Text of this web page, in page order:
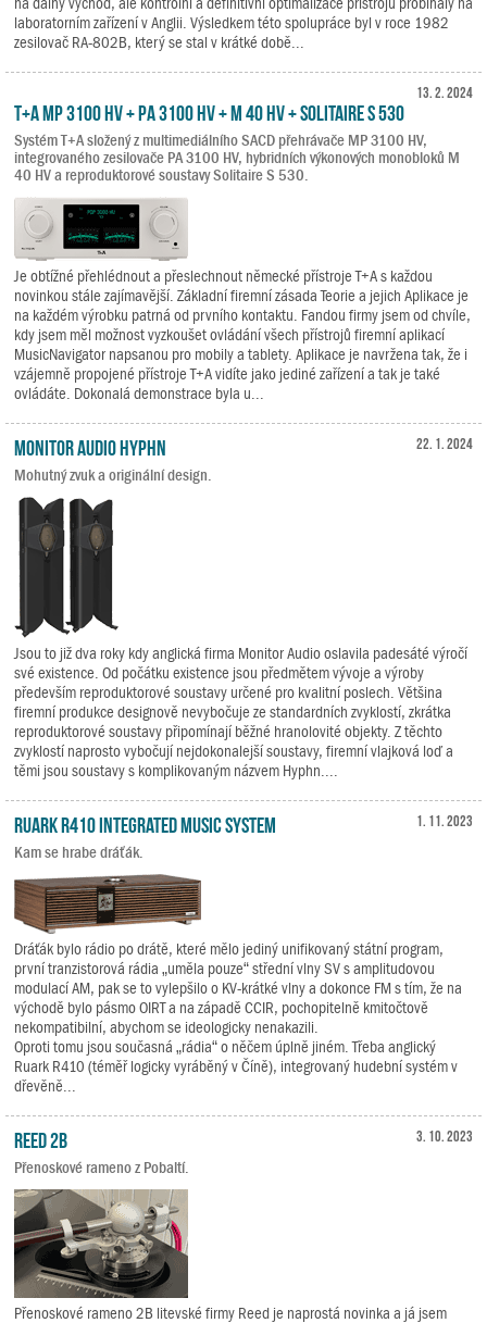
laboratorním zařízení v Anglii. Výsledkem této spolupráce byl v roce 1982
zesilovač RA-802B, který se stal v krátké době...
13. 2. 2024
T+A MP 3100 HV + PA 3100 HV + M 40 HV + Solitaire S 530
Systém T+A složený z multimediálního SACD přehrávače MP 3100 HV,
integrovaného zesilovače PA 3100 HV, hybridních výkonových monobloků M
40 HV a reproduktorové soustavy Solitaire S 530.
Je obtížné přehlédnout a přeslechnout německé přístroje T+A s každou
novinkou stále zajímavější. Základní firemní zásada Teorie a jejich Aplikace je
na každém výrobku patrná od prvního kontaktu. Fandou firmy jsem od chvíle,
kdy jsem měl možnost vyzkoušet ovládání všech přístrojů firemní aplikací
MusicNavigator napsanou pro mobily a tablety. Aplikace je navržena tak, že i
vzájemně propojené přístroje T+A vidíte jako jediné zařízení a tak je také
ovládáte. Dokonalá demonstrace byla u...
22. 1. 2024
Monitor Audio Hyphn
Mohutný zvuk a originální design.
Jsou to již dva roky kdy anglická firma Monitor Audio oslavila padesáté výročí
své existence. Od počátku existence jsou předmětem vývoje a výroby
především reproduktorové soustavy určené pro kvalitní poslech. Většina
firemní produkce designově nevybočuje ze standardních zvyklostí, zkrátka
reproduktorové soustavy připomínají běžné hranolovité objekty. Z těchto
zvyklostí naprosto vybočují nejdokonalejší soustavy, firemní vlajková loď a
těmi jsou soustavy s komplikovaným názvem Hyphn....
1. 11. 2023
Ruark R410 Integrated Music System
Kam se hrabe dráťák.
Dráťák bylo rádio po drátě, které mělo jediný unifikovaný státní program,
první tranzistorová rádia „uměla pouze“ střední vlny SV s amplitudovou
modulací AM, pak se to vylepšilo o KV-krátké vlny a dokonce FM s tím, že na
východě bylo pásmo OIRT a na západě CCIR, pochopitelně kmitočtově
nekompatibilní, abychom se ideologicky nenakazili.
Oproti tomu jsou současná „rádia“ o něčem úplně jiném. Třeba anglický
Ruark R410 (téměř logicky vyráběný v Číně), integrovaný hudební systém v
dřevěně...
3. 10. 2023
Reed 2B
Přenoskové rameno z Pobaltí.
Přenoskové rameno 2B litevské firmy Reed je naprostá novinka a já jsem